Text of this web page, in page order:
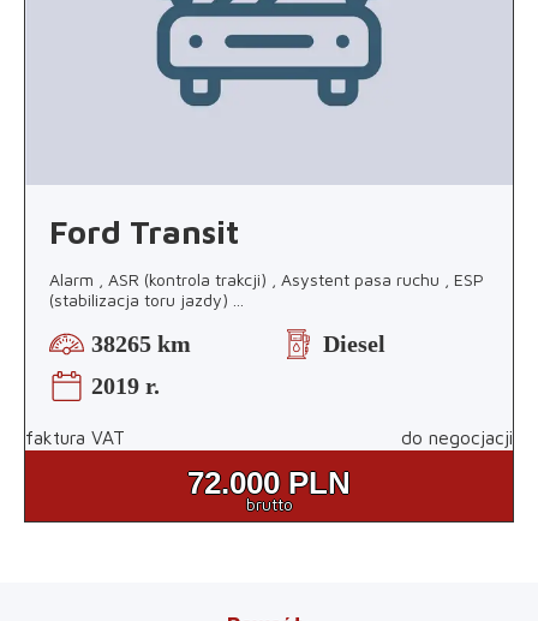
Ford Transit
Alarm , ASR (kontrola trakcji) , Asystent pasa ruchu , ESP
(stabilizacja toru jazdy)
38265 km
Diesel
2019 r.
faktura VAT do negocjacji
72.000 PLN
brutto